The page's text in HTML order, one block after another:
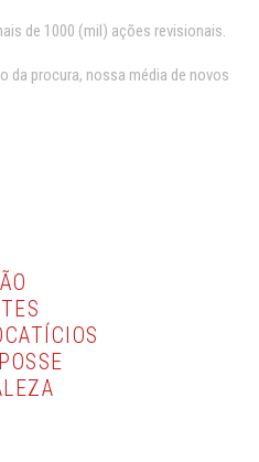
de 1000 (mil) ações revisionais.
da procura, nossa média de novos